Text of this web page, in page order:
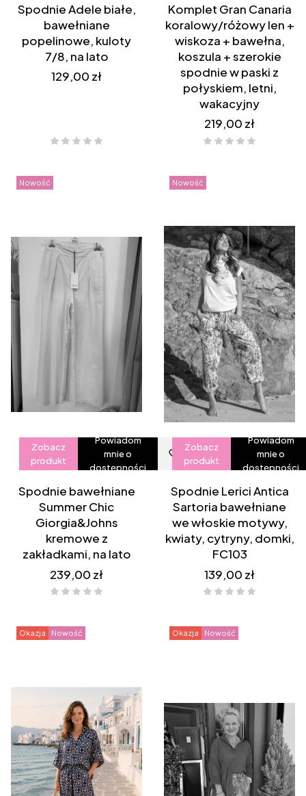
Spodnie Adele białe,
bawełniane
popelinowe, kuloty
7/8, na lato
Cena
129,00 zł
Komplet Gran Canaria
koralowy/różowy len +
wiskoza + bawełna,
koszula + szerokie
spodnie w paski z
połyskiem, letni,
wakacyjny
Cena
219,00 zł
Nowość
Zobacz
produkt
Powiadom
mnie o
dostępności
Spodnie bawełniane
Summer Chic
Giorgia&Johns
kremowe z
zakładkami, na lato
Cena
239,00 zł
Nowość
Zobacz
produkt
Powiadom
mnie o
dostępności
Spodnie Lerici Antica
Sartoria bawełniane
we włoskie motywy,
kwiaty, cytryny, domki,
FC103
Cena
139,00 zł
Okazja Nowość Okazja Nowość